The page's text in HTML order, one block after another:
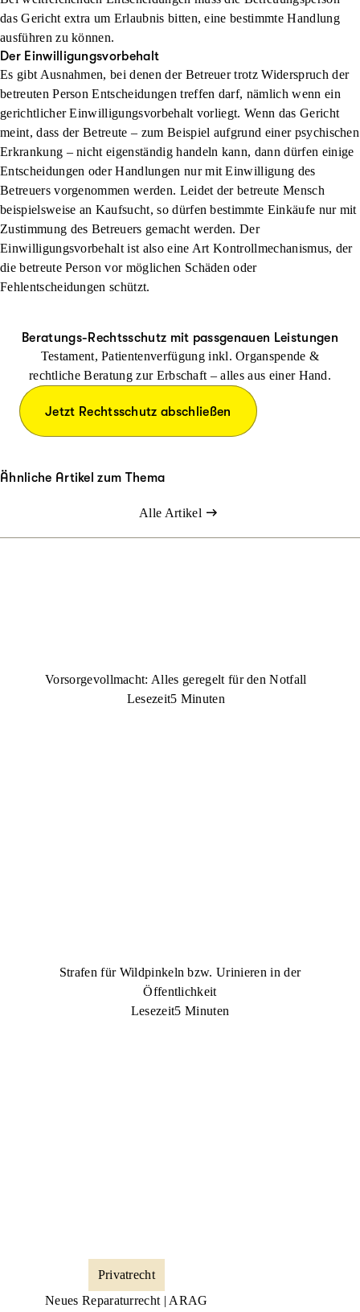
das Gericht extra um Erlaubnis bitten, eine bestimmte Handlung
ausführen zu können.
Der Einwilligungsvorbehalt
Es gibt Ausnahmen, bei denen der Betreuer trotz Widerspruch der
betreuten Person Entscheidungen treffen darf, nämlich wenn ein
gerichtlicher Einwilligungsvorbehalt vorliegt. Wenn das Gericht
meint, dass der Betreute – zum Beispiel aufgrund einer psychischen
Erkrankung – nicht eigenständig handeln kann, dann dürfen einige
Entscheidungen oder Handlungen nur mit Einwilligung des
Betreuers vorgenommen werden. Leidet der betreute Mensch
beispielsweise an Kaufsucht, so dürfen bestimmte Einkäufe nur mit
Zustimmung des Betreuers gemacht werden. Der
Einwilligungsvorbehalt ist also eine Art Kontrollmechanismus, der
die betreute Person vor möglichen Schäden oder
Fehlentscheidungen schützt.
Beratungs-Rechtsschutz mit passgenauen Leistungen
Testament, Patientenverfügung inkl. Organspende &
rechtliche Beratung zur Erbschaft – alles aus einer Hand.
Jetzt Rechtsschutz abschließen
Ähnliche Artikel zum Thema
Alle Artikel
Vorsorgevollmacht: Alles geregelt für den Notfall
Lesezeit5 Minuten
Strafen für Wildpinkeln bzw. Urinieren in der
Öffentlichkeit
Lesezeit5 Minuten
Privatrecht
Neues Reparaturrecht | ARAG